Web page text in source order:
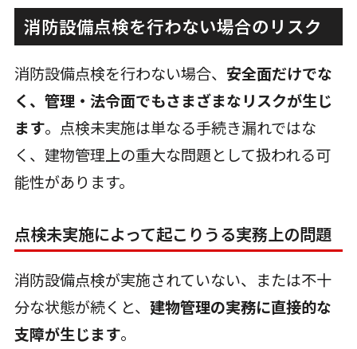
消防設備点検を行わない場合のリスク
消防設備点検を行わない場合、 安全面だけでな
く、管理・法令面でもさまざまなリスクが生じ
ます。点検未実施は単なる手続き漏れではな
く、建物管理上の重大な問題として扱われる可
能性があります。
点検未実施によって起こりうる実務上の問題
消防設備点検が実施されていない、または不十
分な状態が続くと、 建物管理の実務に直接的な
支障が生じます。